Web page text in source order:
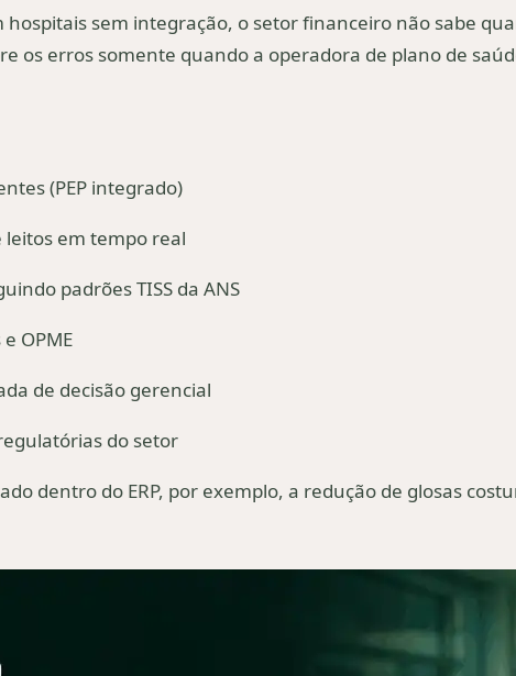
sem integração, o setor financeiro não sabe
os erros somente quando a operadora de plano de
(PEP integrado)
em tempo real
padrões TISS da ANS
OPME
de decisão gerencial
do setor
dentro do ERP, por exemplo, a redução de glosas